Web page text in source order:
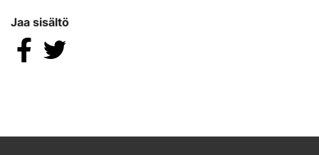
Jaa sisältö
Jaa Facebookissa
Jaa Twitterissä